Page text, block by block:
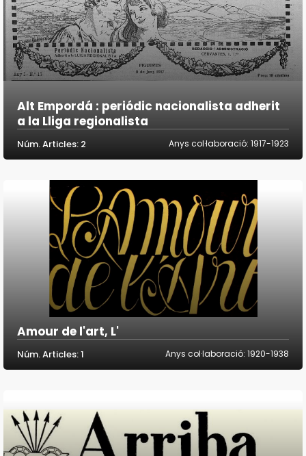
Alt Empordá : periódic nacionalista adherit
a la Lliga regionalista
Núm. Articles: 2 Anys col·laboració: 1917-1923
Amour de l'art, L'
Núm. Articles: 1 Anys col·laboració: 1920-1938